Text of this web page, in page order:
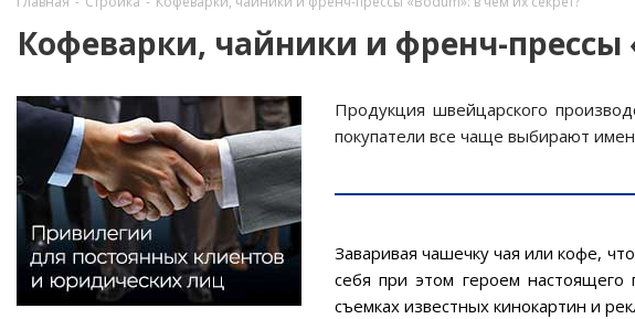
Кофеварки, чайники и френч-прессы
Продукция швейцарского
покупатели все чаще выбирают
Заваривая чашечку чая или кофе,
себя при этом героем настоящего
съемках известных кинокартин и